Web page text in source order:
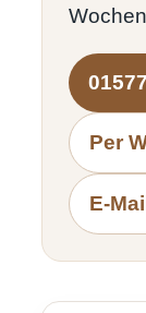
Per
E-